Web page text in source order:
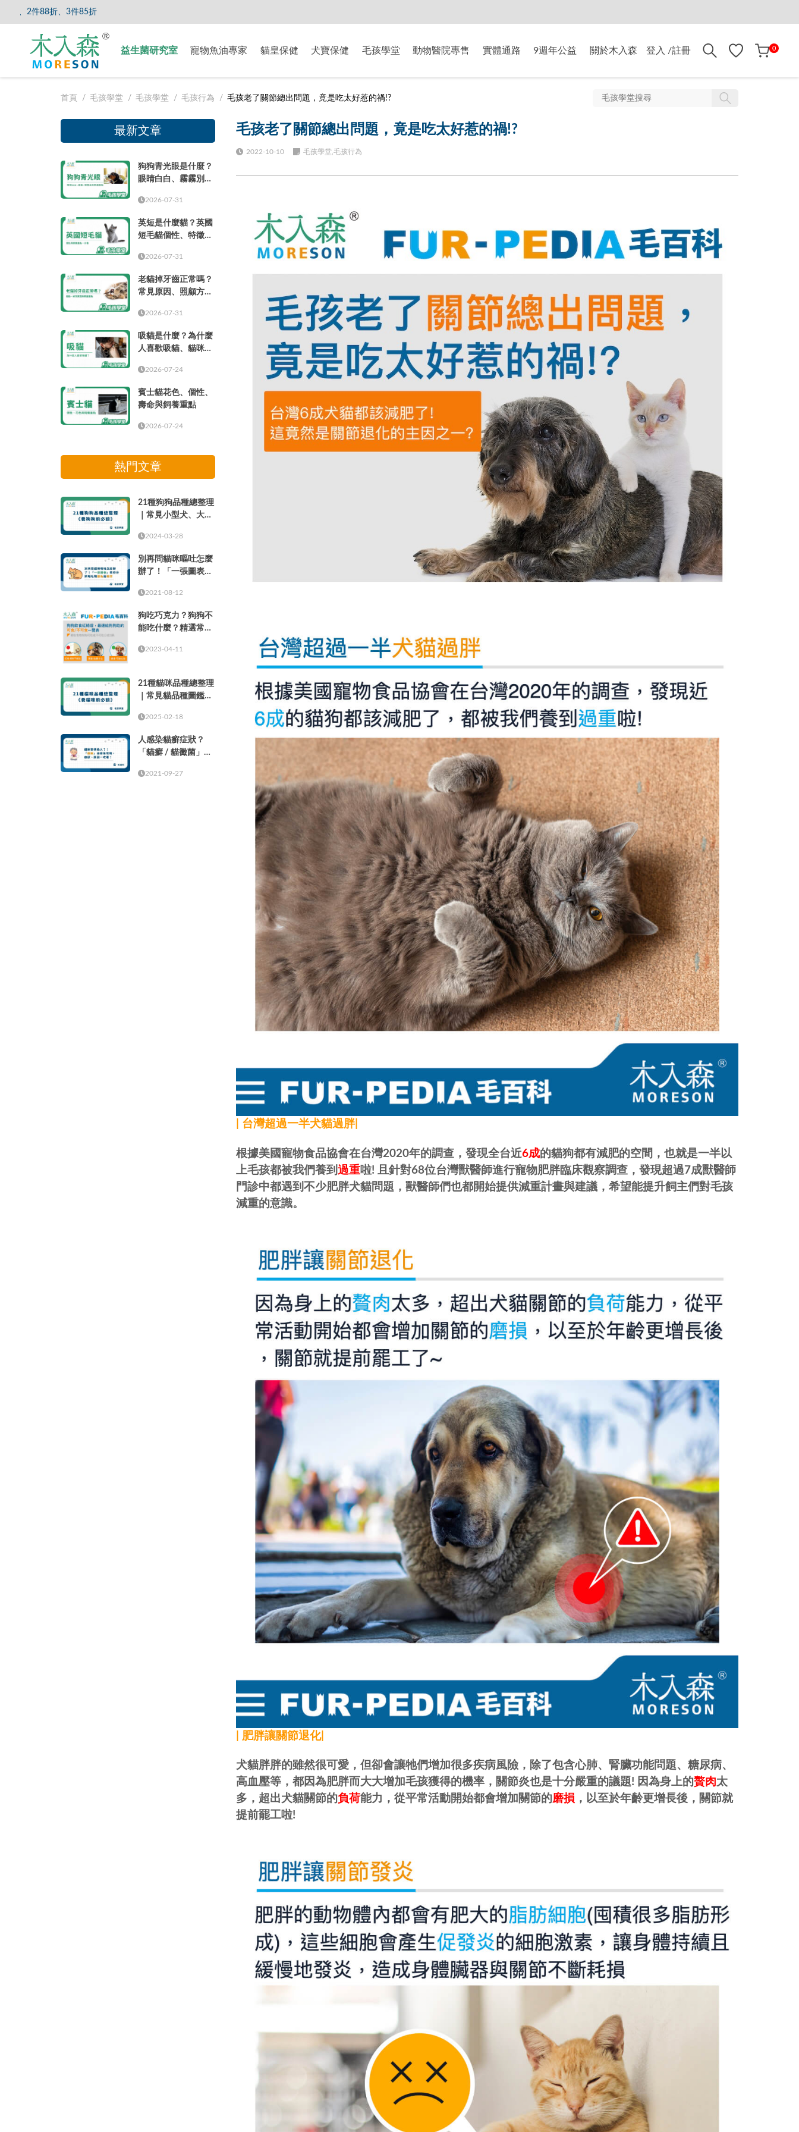
益生菌研究室 寵物魚油專家 貓皇保健 犬寶保健 毛孩學堂 動物醫院專售 實體通路 9週年公益 關於木入森 登入 /註冊 0
首頁 毛孩學堂 毛孩學堂 毛孩行為 毛孩老了關節總出問題，竟是吃太好惹的禍!?
毛孩老了關節總出問題，竟是吃太好惹的禍!?
2022-10-10 毛孩學堂,毛孩行為
| 台灣超過一半犬貓過胖|
根據美國寵物食品協會在台灣2020年的調查，發現全台近6成的貓狗都有減肥的空間，也就是一半以
上毛孩都被我們養到 過重啦! 且針對68位台灣獸醫師進行寵物肥胖臨床觀察調查，發現超過7成獸醫師
門診中都遇到不少肥胖犬貓問題，獸醫師們也都開始提供減重計畫與建議，希望能提升飼主們對毛孩
減重的意識。
| 肥胖讓關節退化|
犬貓胖胖的雖然很可愛，但卻會讓牠們增加很多疾病風險，除了包含心肺、腎臟功能問題、糖尿病、
高血壓等，都因為肥胖而大大增加毛孩獲得的機率，關節炎也是十分嚴重的議題! 因為身上的贅肉 太
多，超出犬貓關節的負荷能力，從平常活動開始都會增加關節的 磨損 ，以至於年齡更增長後，關節就
提前罷工啦!
最新文章
狗狗青光眼是什麼？
眼睛白白、霧霧別只
2026-07-31
英短是什麼貓？英國
短毛貓個性、特徵、
點2026-07-31
老貓掉牙齒正常嗎？
常見原因、照顧方式
2026-07-31
吸貓是什麼？為什麼
人喜歡吸貓、貓咪味
2026-07-24
賓士貓花色、個性、
壽命與飼養重點
2026-07-24
熱門文章
21種狗狗品種總整理
｜常見小型犬、大型
2024-03-28
別再問貓咪嘔吐怎麼
辦了！「一張圖表」
與頻率
2021-08-12
狗吃巧克力？狗狗不
能吃什麼？精選常見
2023-04-11
21種貓咪品種總整理
｜常見貓品種圖鑑，
2025-02-18
人感染貓癬症狀？
「貓癬 / 貓黴菌」治
因一次看！
2021-09-27